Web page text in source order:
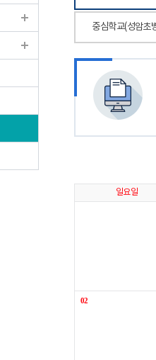
중심학교(성암초
일요일
02